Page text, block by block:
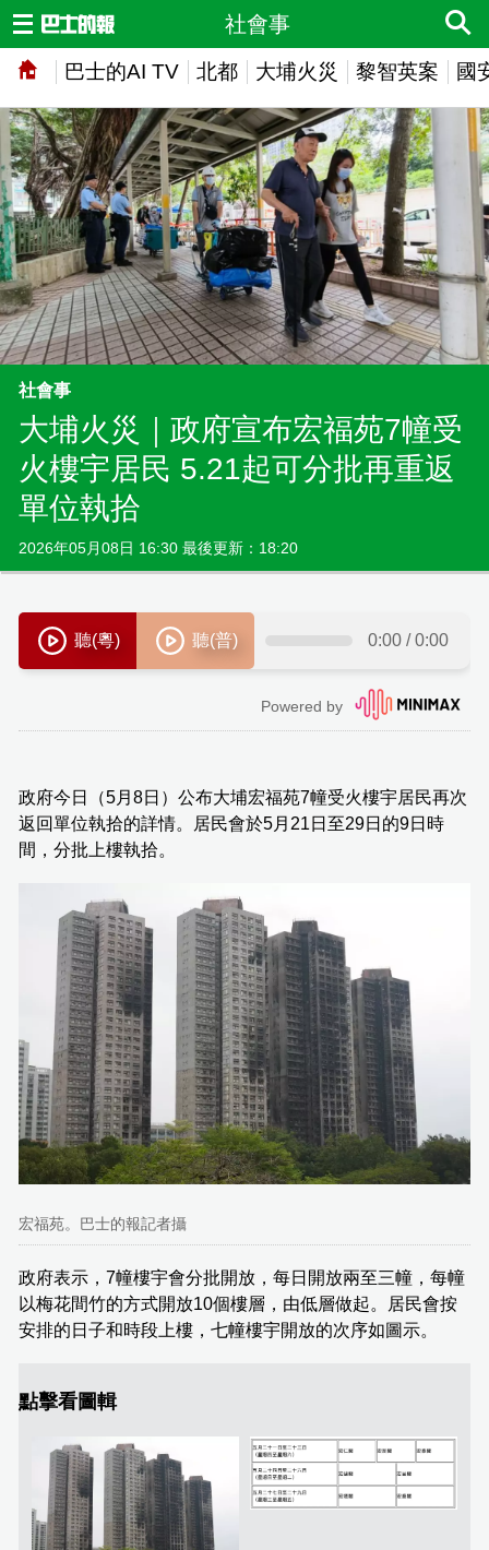
巴士的AI TV 北都 大埔火災 黎智英案 國
社會事
社會事
大埔火災｜政府宣布宏福苑7幢受
火樓宇居民 5.21起可分批再重返
單位執拾
2026年05月08日 16:30 最後更新：18:20
政府今日（5月8日）公布大埔宏福苑7幢受火樓宇居民再次
返回單位執拾的詳情。居民會於5月21日至29日的9日時
間，分批上樓執拾。
宏福苑。巴士的報記者攝
政府表示，7幢樓宇會分批開放，每日開放兩至三幢，每幢
以梅花間竹的方式開放10個樓層，由低層做起。居民會按
安排的日子和時段上樓，七幢樓宇開放的次序如圖示。
點擊看圖輯